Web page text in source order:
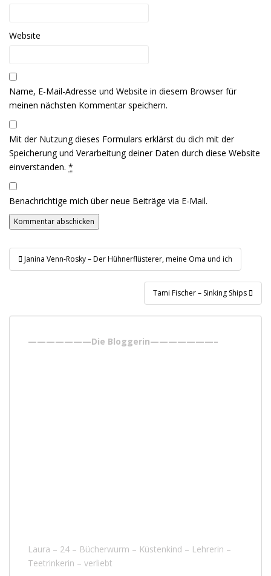
Website
Name, E-Mail-Adresse und Website in diesem Browser für
meinen nächsten Kommentar speichern.
Mit der Nutzung dieses Formulars erklärst du dich mit der
Speicherung und Verarbeitung deiner Daten durch diese Website
einverstanden. *
Benachrichtige mich über neue Beiträge via E-Mail.
Beitragsnavigation
Janina Venn-Rosky – Der Hühnerflüsterer, meine Oma und ich
Tami Fischer – Sinking Ships
———————Die Bloggerin———————–
Laura – 24 – Bücherwurm – Küstenkind – Lehrerin –
Teetrinkerin – verliebt